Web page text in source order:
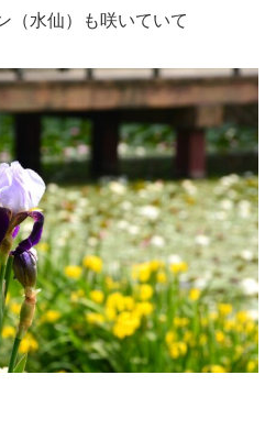
（水仙）も咲いていて